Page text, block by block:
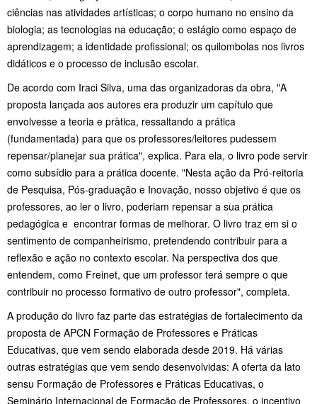
ciências nas atividades artísticas; o corpo humano no ensino da
biologia; as tecnologias na educação; o estágio como espaço de
aprendizagem; a identidade profissional; os quilombolas nos livros
didáticos e o processo de inclusão escolar.
De acordo com Iraci Silva, uma das organizadoras da obra, "A
proposta lançada aos autores era produzir um capítulo que
envolvesse a teoria e pràtica, ressaltando a prática
(fundamentada) para que os professores/leitores pudessem
repensar/planejar sua prática", explica. Para ela, o livro pode servir
como subsídio para a prática docente. "Nesta ação da Pró-reitoria
de Pesquisa, Pós-graduação e Inovação, nosso objetivo é que os
professores, ao ler o livro, poderiam repensar a sua prática
pedagógica e encontrar formas de melhorar. O livro traz em si o
sentimento de companheirismo, pretendendo contribuir para a
reflexão e ação no contexto escolar. Na perspectiva dos que
entendem, como Freinet, que um professor terá sempre o que
contribuir no processo formativo de outro professor", completa.
A produção do livro faz parte das estratégias de fortalecimento da
proposta de APCN Formação de Professores e Práticas
Educativas, que vem sendo elaborada desde 2019. Há várias
outras estratégias que vem sendo desenvolvidas: A oferta da lato
sensu Formação de Professores e Práticas Educativas, o
Seminário Internacional de Formação de Professores, o incentivo